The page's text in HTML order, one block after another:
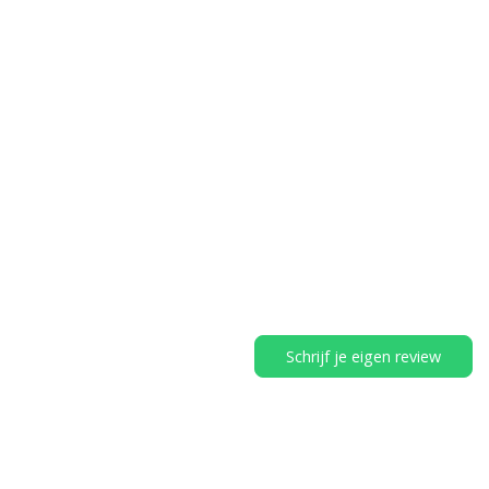
Schrijf je eigen review